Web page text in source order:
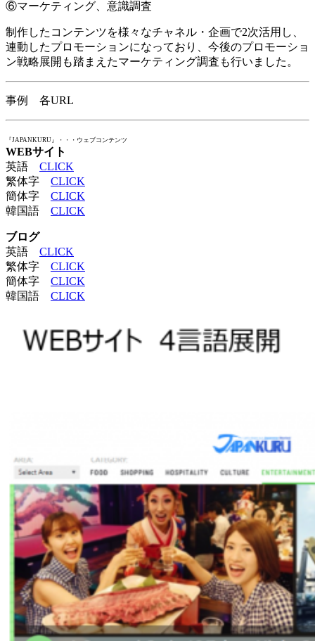
⑥マーケティング、意識調査
制作したコンテンツを様々なチャネル・企画で2次活用し、
連動したプロモーションになっており、今後のプロモーショ
ン戦略展開も踏まえたマーケティング調査も行いました。
事例 各URL
『JAPANKURU』・・・ウェブコンテンツ
WEBサイト
英語 CLICK
繁体字 CLICK
簡体字 CLICK
韓国語 CLICK
ブログ
英語 CLICK
繁体字 CLICK
簡体字 CLICK
韓国語 CLICK